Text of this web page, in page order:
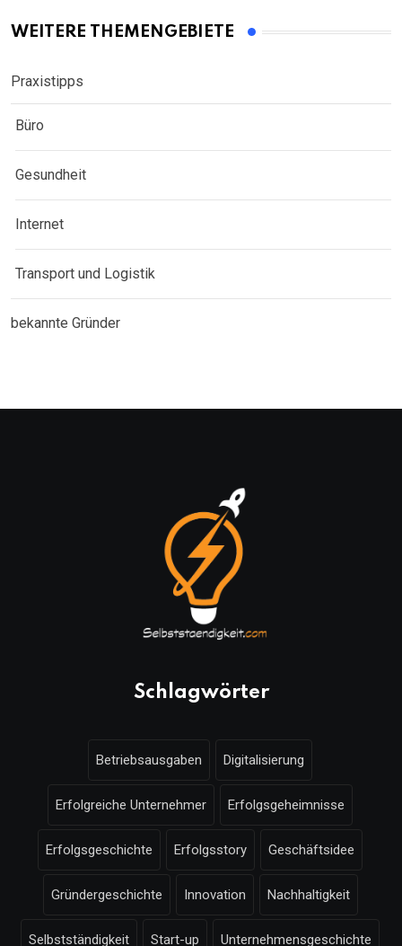
WEITERE THEMENGEBIETE
Praxistipps
Büro
Gesundheit
Internet
Transport und Logistik
bekannte Gründer
Schlagwörter
Betriebsausgaben Digitalisierung
Erfolgreiche Unternehmer Erfolgsgeheimnisse
Erfolgsgeschichte Erfolgsstory Geschäftsidee
Gründergeschichte Innovation Nachhaltigkeit
Selbstständigkeit Start-up Unternehmensgeschichte